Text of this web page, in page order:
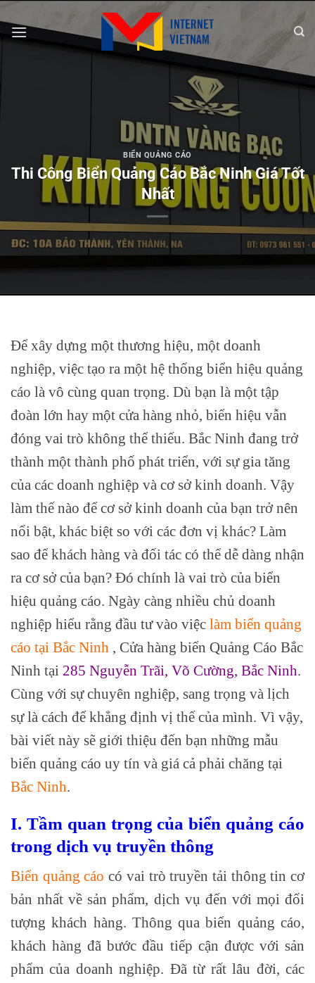
đến
nội
BIỂN QUẢNG CÁO
Thi Công Biển Quảng Cáo Bắc Ninh Giá Tốt
Nhất
Để xây dựng một thương hiệu, một doanh
nghiệp, việc tạo ra một hệ thống biển hiệu quảng
cáo là vô cùng quan trọng. Dù bạn là một tập
đoàn lớn hay một cửa hàng nhỏ, biển hiệu vẫn
đóng vai trò không thể thiếu. Bắc Ninh đang trở
thành một thành phố phát triển, với sự gia tăng
của các doanh nghiệp và cơ sở kinh doanh. Vậy
làm thế nào để cơ sở kinh doanh của bạn trở nên
nổi bật, khác biệt so với các đơn vị khác? Làm
sao để khách hàng và đối tác có thể dễ dàng nhận
ra cơ sở của bạn? Đó chính là vai trò của biển
hiệu quảng cáo. Ngày càng nhiều chủ doanh
nghiệp hiểu rằng đầu tư vào việc làm biển quảng
cáo tại Bắc Ninh , Cửa hàng biển Quảng Cáo Bắc
Ninh tại 285 Nguyễn Trãi, Võ Cường, Bắc Ninh.
Cùng với sự chuyên nghiệp, sang trọng và lịch
sự là cách để khẳng định vị thế của mình. Vì vậy,
bài viết này sẽ giới thiệu đến bạn những mẫu
biển quảng cáo uy tín và giá cả phải chăng tại
Bắc Ninh.
I. Tầm quan trọng của biển quảng cáo
trong dịch vụ truyền thông
Biển quảng cáo có vai trò truyền tải thông tin cơ
bản nhất về sản phẩm, dịch vụ đến với mọi đối
tượng khách hàng. Thông qua biển quảng cáo,
khách hàng đã bước đầu tiếp cận được với sản
phẩm của doanh nghiệp. Đã từ rất lâu đời, các